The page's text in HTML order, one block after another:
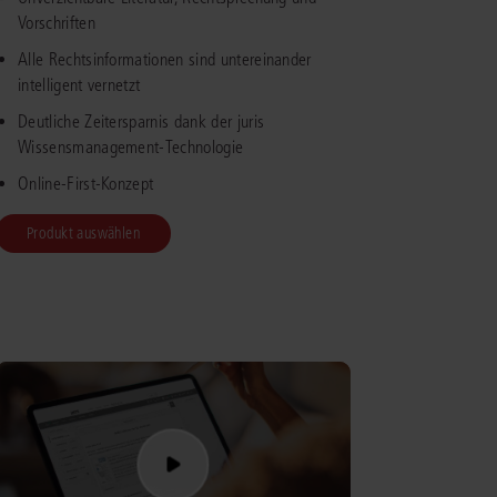
AKADEMIE
und zertifiziert: Online-
für Fachanwältein allen
Fachgebieten.
mehr erfahren
Online-Produktberater starten
Alle Kontaktmöglichkeiten
Vorschriften
Alle Rechtsinformationen sind untereinander
intelligent vernetzt
Deutliche Zeitersparnis dank der juris
Wissensmanagement-Technologie
Online-First-Konzept
Produkt auswählen